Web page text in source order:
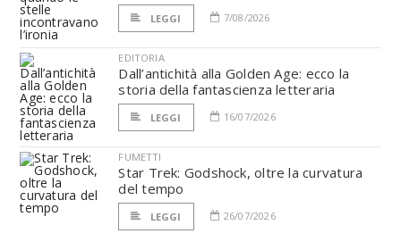
LEGGI 7/08/2026
EDITORIA
Dall’antichità alla Golden Age: ecco la
storia della fantascienza letteraria
LEGGI 16/07/2026
FUMETTI
Star Trek: Godshock, oltre la curvatura
del tempo
LEGGI 26/07/2026